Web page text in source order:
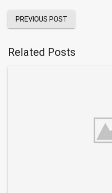
PREVIOUS POST
Related Posts